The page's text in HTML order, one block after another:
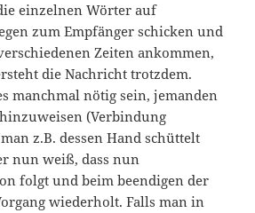
einzelnen Wörter auf
zum Empfänger schicken und
Zeiten ankommen,
die Nachricht trotzdem.
manchmal nötig sein, jemanden
(Verbindung
z.B. dessen Hand schüttelt
nun weiß, dass nun
folgt und beim beendigen der
wiederholt. Falls man in